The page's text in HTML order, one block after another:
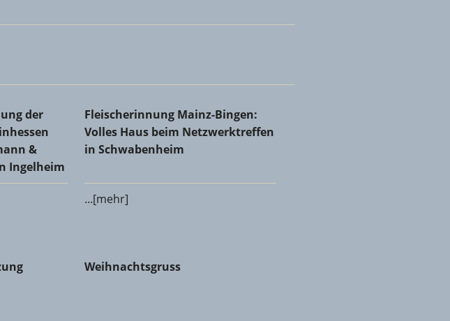
der Zimmerer-Innung Rheinhessen bei Holzbau Josef Ammann & Sohn GmbH &
der
&
Ingelheim
Fleischerinnung Mainz-Bingen: Volles Haus beim Netzwerktreffen in
Schwabenheim
Fleischerinnung Mainz-Bingen:
Volles Haus beim Netzwerktreffen
in Schwabenheim
...[mehr]
Weihnachtsgruss
Weihnachtsgruss